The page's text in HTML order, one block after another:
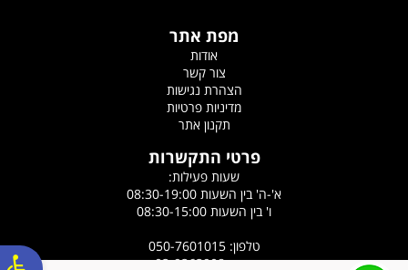
מפת אתר
אודות
צור קשר
הצהרת נגישות
מדיניות פרטיות
תקנון אתר
פרטי התקשרות
שעות פעילות:
א'-ה' בין השעות 08:30-19:00
ו' בין השעות 08:30-15:00
טלפון: 050-7601015
פקס: 03-9363908